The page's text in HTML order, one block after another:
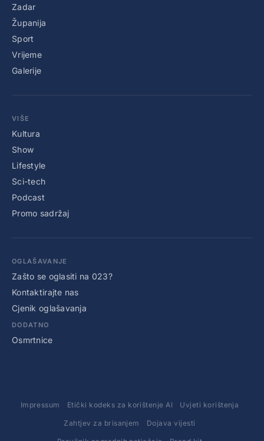
Zadar
Županija
Sport
Vrijeme
Galerije
VIŠE
Kultura
Show
Lifestyle
Sci-tech
Podcast
Promo sadržaj
OGLAŠAVANJE
Zašto se oglasiti na 023?
Kontaktirajte nas
Cjenik oglašavanja
DODATNO
Osmrtnice
Impressum Etički kodeks za korištenje AI Uvjeti korištenja
Zahtjev za brisanjem Dojava vijesti